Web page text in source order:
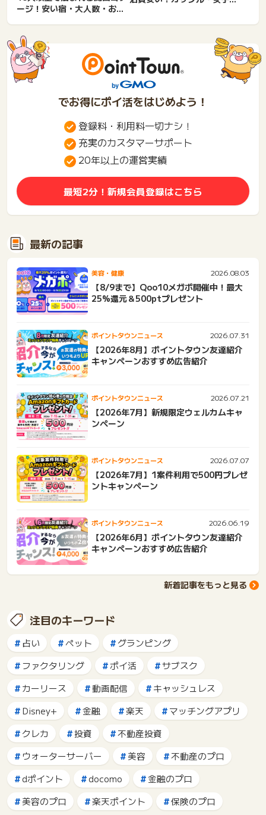
ージ！安い宿・大人数・おし
ウ...
でお得にポイ活をはじめよう！
登録料・利用料一切ナシ！
充実のカスタマーサポート
20年以上の運営実績
最短2分！新規会員登録はこちら
最新の記事
美容・健康 2026.08.03
【8/9まで】Qoo10メガポ開催中！最大
25%還元＆500ptプレゼント
ポイントタウンニュース 2026.07.31
【2026年8月】ポイントタウン友達紹介
キャンペーンおすすめ広告紹介
ポイントタウンニュース 2026.07.21
【2026年7月】新規限定ウェルカムキャ
ンペーン
ポイントタウンニュース 2026.07.07
【2026年7月】1案件利用で500円プレゼ
ントキャンペーン
ポイントタウンニュース 2026.06.19
【2026年6月】ポイントタウン友達紹介
キャンペーンおすすめ広告紹介
新着記事をもっと見る
注目のキーワード
占い ペット
グランピング
ファクタリング
ポイ活
サブスク
カーリース
動画配信
キャッシュレス
Disney+
金融 楽天
マッチングアプリ
クレカ
投資
不動産投資
ウォーターサーバー
美容
不動産のプロ
dポイント
docomo
金融のプロ
美容のプロ
楽天ポイント
保険のプロ